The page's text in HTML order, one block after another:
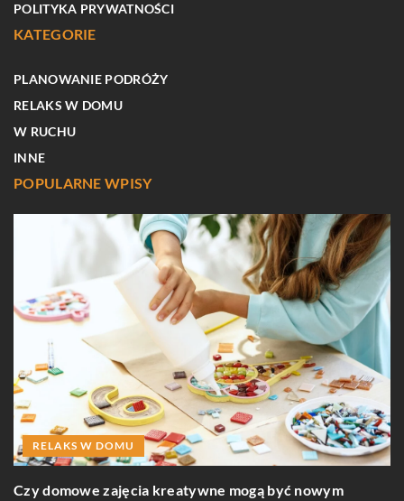
POLITYKA PRYWATNOŚCI
KATEGORIE
PLANOWANIE PODRÓŻY
RELAKS W DOMU
W RUCHU
INNE
POPULARNE WPISY
RELAKS W DOMU
Czy domowe zajęcia kreatywne mogą być nowym